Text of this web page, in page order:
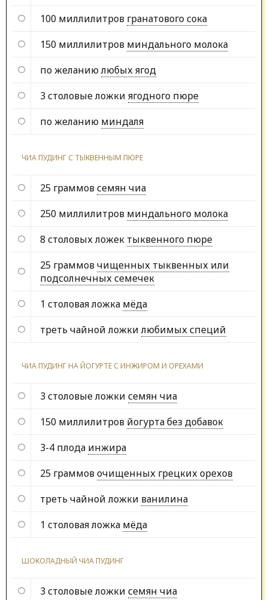
100 миллилитров гранатового сока
150 миллилитров миндального молока
по желаниюлюбых ягод
3 столовые ложки ягодного пюре
по желанию миндаля
ЧИА ПУДИНГ С ТЫКВЕННЫМ ПЮРЕ
25 граммовсемян чиа
250 миллилитров миндального молока
8 столовых ложек тыквенного пюре
25 граммовчищенных тыквенных или
подсолнечных семечек
1 столовая ложка мёда
треть чайной ложки любимых специй
ЧИА ПУДИНГ НА ЙОГУРТЕ С ИНЖИРОМ И ОРЕХАМИ
3 столовые ложки семян чиа
150 миллилитров йогурта без добавок
3-4 плода инжира
25 граммовочищенных грецких орехов
треть чайной ложки ванилина
1 столовая ложка мёда
ШОКОЛАДНЫЙ ЧИА ПУДИНГ
3 столовые ложки семян чиа